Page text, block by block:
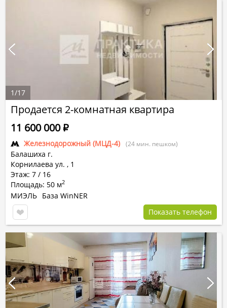
Продается 2-комнатная квартира
Железнодорожный (МЦД-4) (24 мин. пешком)
Балашиха г.
Корнилаева ул. , 1
Этаж: 7 / 16
Площадь: 50 м2
11 600 000Р
МИЭЛЬ База WinNER
Показать телефон
1/17